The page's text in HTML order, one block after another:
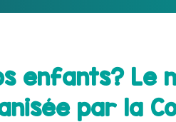
enfants? Le
par la